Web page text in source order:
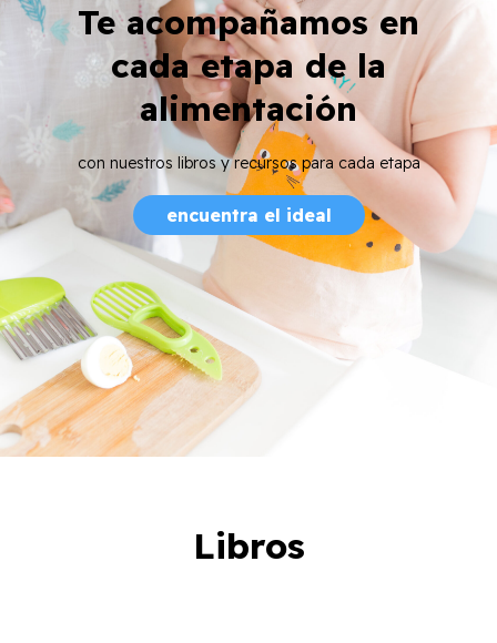
Te acompañamos en
cada etapa de la
alimentación
con nuestros libros y recursos para cada etapa
encuentra el ideal
Libros